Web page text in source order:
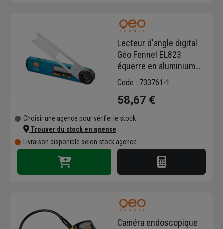
Lecteur d'angle digital
Géo Fennel EL823
équerre en aluminium
réglable
Code : 733761-1
58,67 €
Choisir une agence pour vérifier le stock
Trouver du stock en agence
Livraison disponible selon stock agence
Caméra endoscopique